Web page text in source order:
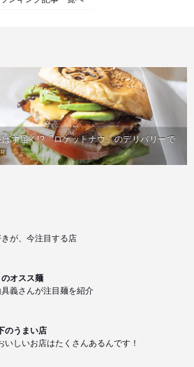
ず届く!?「ロケットナウ」のデリバリーで
が、今注目する店
オスス麺
義さんが注目麺を紹介
のうまい店
いしいお店はたくさんあるんです！